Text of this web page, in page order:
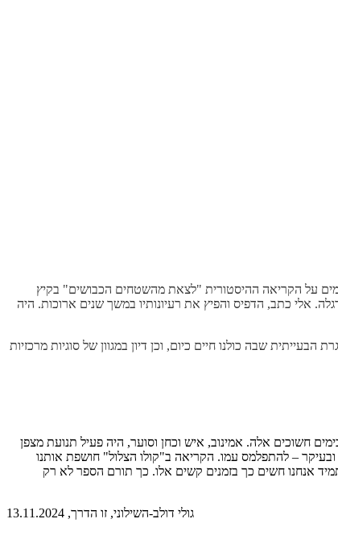
החותמים על הקריאה ההיסטורית "לצאת מהשטחים הכבושים" בקיץ
אלי כתב, הדפיס והפיץ את רעיונותיו במשך שנים ארוכות. היה
הבעייתית שבה כולנו חיים כיום, וכן דיון במגוון של סוגיות מרכזיות
חשוכים אלה. אמינוב, איש וכחן וסוער, היה פעיל תנועת מצפן
יוני 1967 […] אלי אמינוב הוא קול שמעניין להקשיב לו, ובעיקר – להתפלמס עמו. הקריאה ב"קולו הצלול" חושפת אותנו
אנחנו חשים כך בזמנים קשים אלו. כך תורם הספר לא רק
גולי דולב-השילוני, זו הדרך, 13.11.2024